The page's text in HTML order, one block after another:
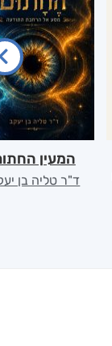
המעין
ד"ר טליה בן